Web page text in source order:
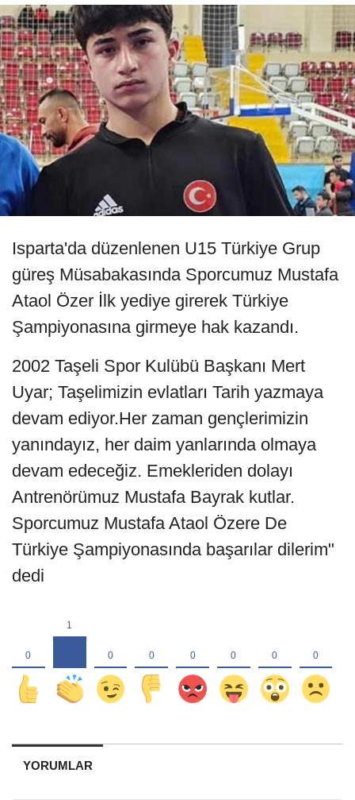
Isparta'da düzenlenen U15 Türkiye Grup
güreş Müsabakasında Sporcumuz Mustafa
Ataol Özer İlk yediye girerek Türkiye
Şampiyonasına girmeye hak kazandı.
2002 Taşeli Spor Kulübü Başkanı Mert
Uyar; Taşelimizin evlatları Tarih yazmaya
devam ediyor.Her zaman gençlerimizin
yanındayız, her daim yanlarında olmaya
devam edeceğiz. Emekleriden dolayı
Antrenörümuz Mustafa Bayrak kutlar.
Sporcumuz Mustafa Ataol Özere De
Türkiye Şampiyonasında başarılar dilerim"
dedi
YORUMLAR